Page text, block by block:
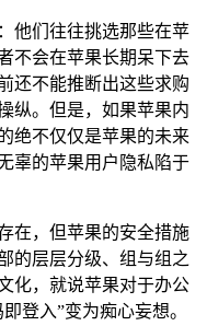
他们往往挑选那些在苹
不会在苹果长期呆下去
还不能推断出这些求购
纵。但是，如果苹果内
绝不仅仅是苹果的未来
辜的苹果用户隐私陷于
在，但苹果的安全措施
的层层分级、组与组之
化，就说苹果对于办公
登入”变为痴心妄想。